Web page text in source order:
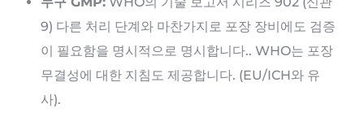
9) 다른 처리 단계와 마찬가지로 포장 장비에도 검증
이 필요함을 명시적으로 명시합니다.. WHO는 포장
무결성에 대한 지침도 제공합니다. (EU/ICH와 유
사).